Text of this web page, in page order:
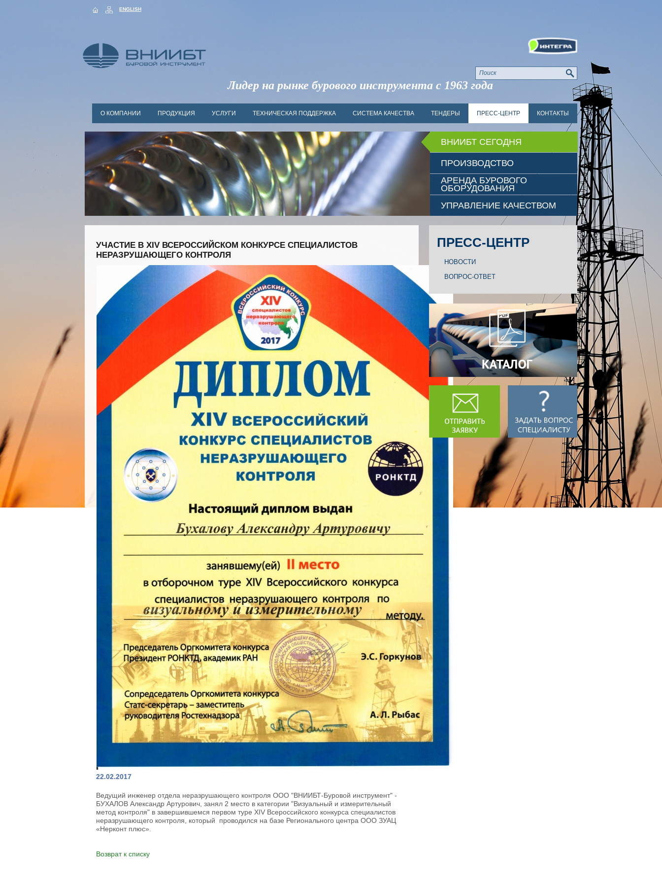
ENGLISH
Лидер на рынке бурового инструмента с 1963 года
О КОМПАНИИ ПРОДУКЦИЯ УСЛУГИ ТЕХНИЧЕСКАЯ ПОДДЕРЖКА СИСТЕМА КАЧЕСТВА ТЕНДЕРЫ ПРЕСС-ЦЕНТР КОНТАКТЫ
ВНИИБТ СЕГОДНЯ
ПРОИЗВОДСТВО
АРЕНДА БУРОВОГО
ОБОРУДОВАНИЯ
УПРАВЛЕНИЕ КАЧЕСТВОМ
УЧАСТИЕ В XIV ВСЕРОССИЙСКОМ КОНКУРСЕ СПЕЦИАЛИСТОВ
НЕРАЗРУШАЮЩЕГО КОНТРОЛЯ
22.02.2017
Ведущий инженер отдела неразрушающего контроля ООО "ВНИИБТ-Буровой инструмент" -
БУХАЛОВ Александр Артурович, занял 2 место в категории "Визуальный и измерительный
метод контроля" в завершившемся первом туре XIV Всероссийского конкурса специалистов
неразрушающего контроля, который проводился на базе Регионального центра ООО ЗУАЦ
«Нерконт плюс».
Возврат к списку
ПРЕСС-ЦЕНТР
НОВОСТИ
ВОПРОС-ОТВЕТ